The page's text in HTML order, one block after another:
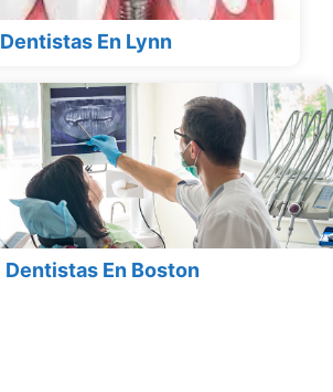
Dentistas En Lynn
Dentistas En Boston